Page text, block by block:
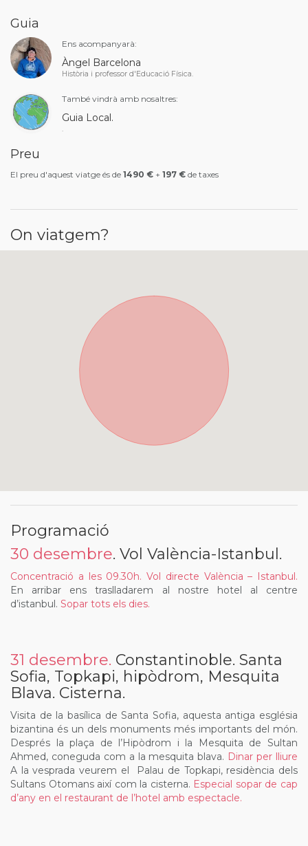
Guia
Ens acompanyarà:
Àngel Barcelona
Història i professor d'Educació Física.
També vindrà amb nosaltres:
Guia Local.
.
Preu
El preu d'aquest viatge és de 1490 € + 197 € de taxes
On viatgem?
Programació
30 desembre. Vol València-Istanbul.
Concentració a les 09.30h. Vol directe València – Istanbul.
En arribar ens traslladarem al nostre hotel al centre
d’istanbul. Sopar tots els dies.
31 desembre. Constantinoble. Santa
Sofia, Topkapi, hipòdrom, Mesquita
Blava. Cisterna.
Visita de la basílica de Santa Sofia, aquesta antiga església
bizantina és un dels monuments més importants del món.
Després la plaça de l’Hipòdrom i la Mesquita de Sultan
Ahmed, coneguda com a la mesquita blava. Dinar per lliure
A la vesprada veurem el Palau de Topkapi, residència dels
Sultans Otomans així com la cisterna. Especial sopar de cap
d’any en el restaurant de l’hotel amb espectacle.